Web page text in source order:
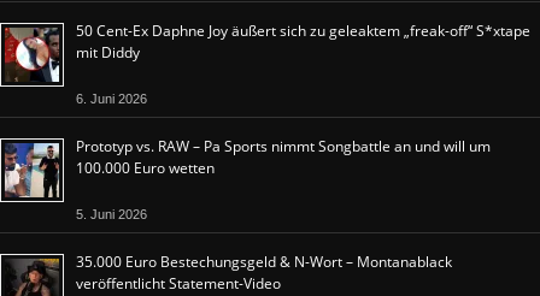
50 Cent-Ex Daphne Joy äußert sich zu geleaktem „freak-off“ S*xtape
mit Diddy
6. Juni 2026
Prototyp vs. RAW – Pa Sports nimmt Songbattle an und will um
100.000 Euro wetten
5. Juni 2026
35.000 Euro Bestechungsgeld & N-Wort – Montanablack
veröffentlicht Statement-Video